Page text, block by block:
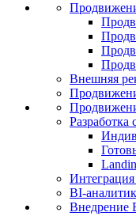
Внешняя
Разработка
BI-
Внедрение